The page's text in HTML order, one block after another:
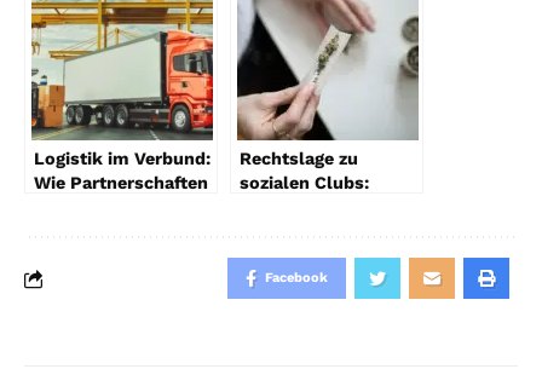
Logistik im Verbund:
Wie Partnerschaften
stärken und
Rechtslage zu
sozialen Clubs:
erklärt
Facebook